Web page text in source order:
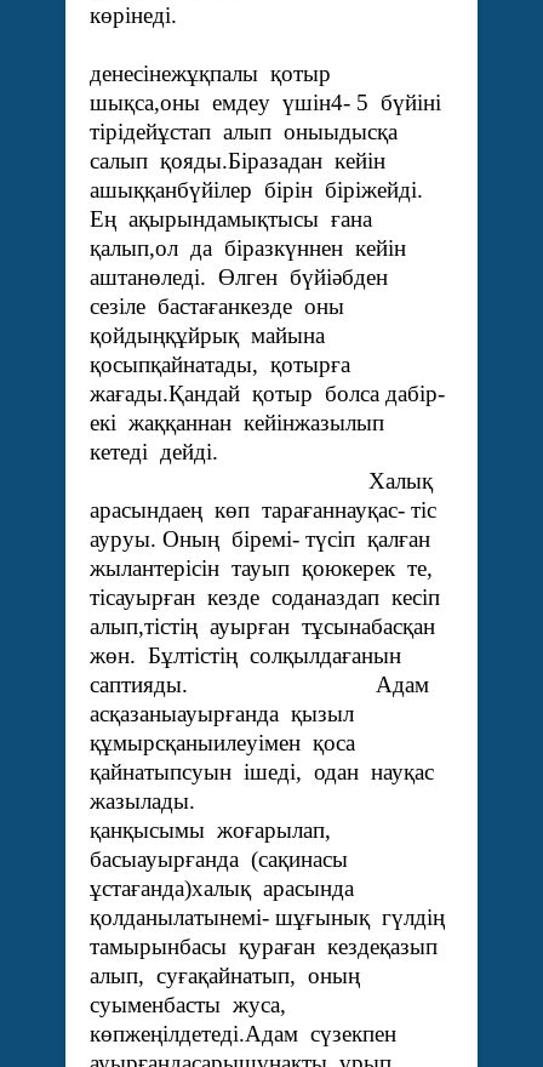
көрінеді.
денесінежұқпалы қотыр
шықса,оны емдеу үшін4- 5 бүйіні
тірідейұстап алып оныыдысқа
салып қояды.Біразадан кейін
ашыққанбүйілер бірін біріжейді.
Ең ақырындамықтысы ғана
қалып,ол да біразкүннен кейін
аштанөледі. Өлген бүйіәбден
сезіле бастағанкезде оны
қойдыңқұйрық майына
қосыпқайнатады, қотырға
жағады.Қандай қотыр болса дабір-
екі жаққаннан кейінжазылып
кетеді дейді.
Халық
арасындаең көп тарағаннауқас- тіс
ауруы. Оның біремі- түсіп қалған
жылантерісін тауып қоюкерек те,
тісауырған кезде соданаздап кесіп
алып,тістің ауырған тұсынабасқан
жөн. Бұлтістің солқылдағанын
саптияды. Адам
асқазаныауырғанда қызыл
құмырсқаныилеуімен қоса
қайнатыпсуын ішеді, одан науқас
қанқысымы жоғарылап,
басыауырғанда (сақинасы
ұстағанда)халық арасында
қолданылатынемі- шұғынық гүлдің
тамырынбасы қураған кездеқазып
алып, суғақайнатып, оның
суыменбасты жуса,
көпжеңілдетеді.Адам сүзекпен